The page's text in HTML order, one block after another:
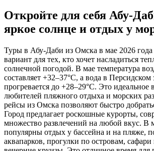
Откройте для себя Абу-
яркое солнце и отдых у
Туры в Абу-Даби из Омска в мае 2026
вариант для тех, кто хочет насладиться
солнечной погодой. В мае температура
составляет +32–37°C, а вода в Персидском
прогревается до +28–29°C. Это идеальное
любителей пляжного отдыха и морских
рейсы из Омска позволяют быстро
Город предлагает роскошные курорты,
множество развлечений на любой вкус. В
популярны отдых у бассейна и на пляже,
аквапарков, прогулки по островам,